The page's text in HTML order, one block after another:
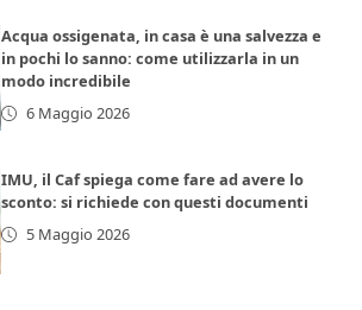
Acqua ossigenata, in casa è una salvezza e
in pochi lo sanno: come utilizzarla in un
modo incredibile
6 Maggio 2026
IMU, il Caf spiega come fare ad avere lo
sconto: si richiede con questi documenti
5 Maggio 2026